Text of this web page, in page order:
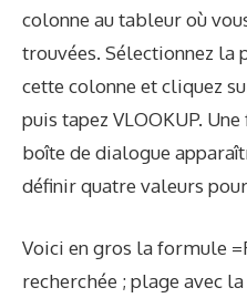
colonne au tableur où
trouvées. Sélectionnez
cette colonne et cliquez
puis tapez VLOOKUP.
boîte de dialogue
définir quatre valeurs
Voici en gros la formule
recherchée ; plage avec